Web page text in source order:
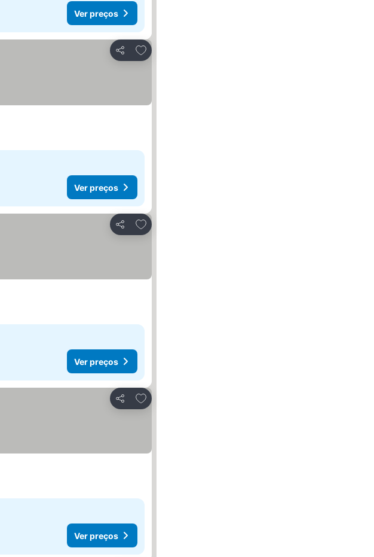
Ver preços
Partilhar
Adicionar aos favoritos
Ver preços
Partilhar
Adicionar aos favoritos
Ver preços
Partilhar
Adicionar aos favoritos
Ver preços